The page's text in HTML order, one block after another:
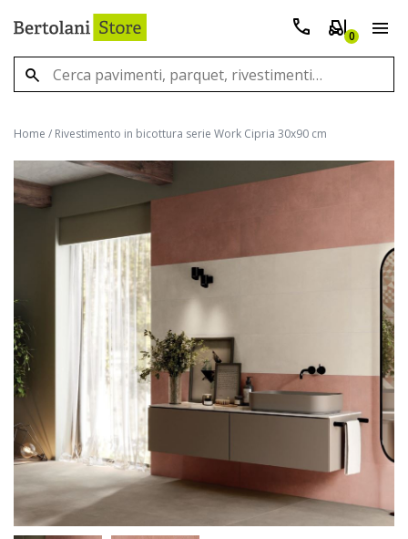
0
Home / Rivestimento in bicottura serie Work Cipria 30x90 cm